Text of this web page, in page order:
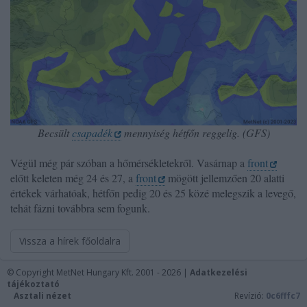
Becsültcsapadék mennyiség hétfőn reggelig. (GFS)
Végül még pár szóban a hőmérsékletekről. Vasárnap a front
előtt keleten még 24 és 27, a front
mögött jellemzően 20 alatti
értékek várhatóak, hétfőn pedig 20 és 25 közé melegszik a levegő,
tehát fázni továbbra sem fogunk.
Vissza a hírek főoldalra
© Copyright MetNet Hungary Kft. 2001 - 2026 | Adatkezelési
tájékoztató
Asztali nézet
Revízió: 0c6fffc7